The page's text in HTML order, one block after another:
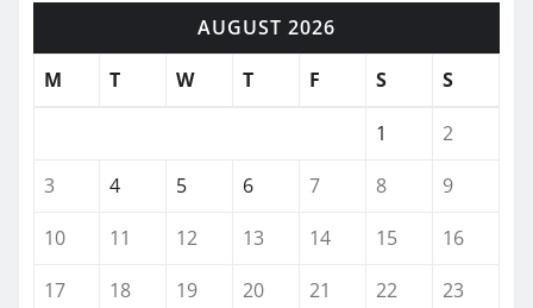
AUGUST 2026
M
T W T F S S
1
2
3
4 5 6 7 8
9
10
11 12 13 14 15
16
17
18 19 20 21 22 23